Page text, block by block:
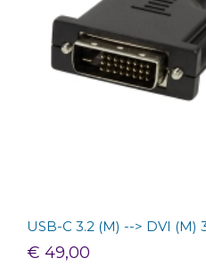
USB-C 3.2 (M) --> DVI (M)
€ 49,00